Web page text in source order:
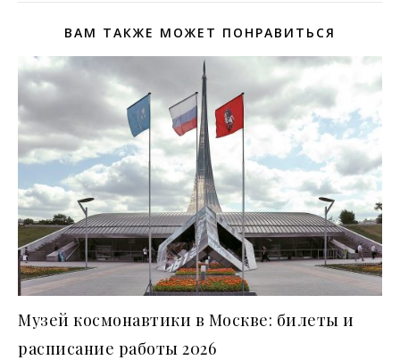
ВАМ ТАКЖЕ МОЖЕТ ПОНРАВИТЬСЯ
Музей космонавтики в Москве: билеты и
расписание работы 2026